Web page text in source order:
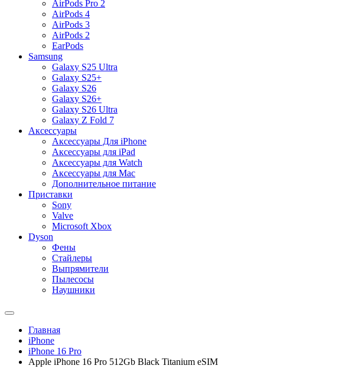
AirPods Pro 2
AirPods 4
AirPods 3
AirPods 2
EarPods
Samsung
Galaxy S25 Ultra
Galaxy S25+
Galaxy S26
Galaxy S26+
Galaxy S26 Ultra
Galaxy Z Fold 7
Аксессуары
Аксессуары Для iPhone
Аксессуары для iPad
Аксессуары для Watch
Аксессуары для Mac
Дополнительное питание
Приставки
Sony
Valve
Microsoft Xbox
Dyson
Фены
Стайлеры
Выпрямители
Пылесосы
Наушники
Главная
iPhone
iPhone 16 Pro
Apple iPhone 16 Pro 512Gb Black Titanium eSIM